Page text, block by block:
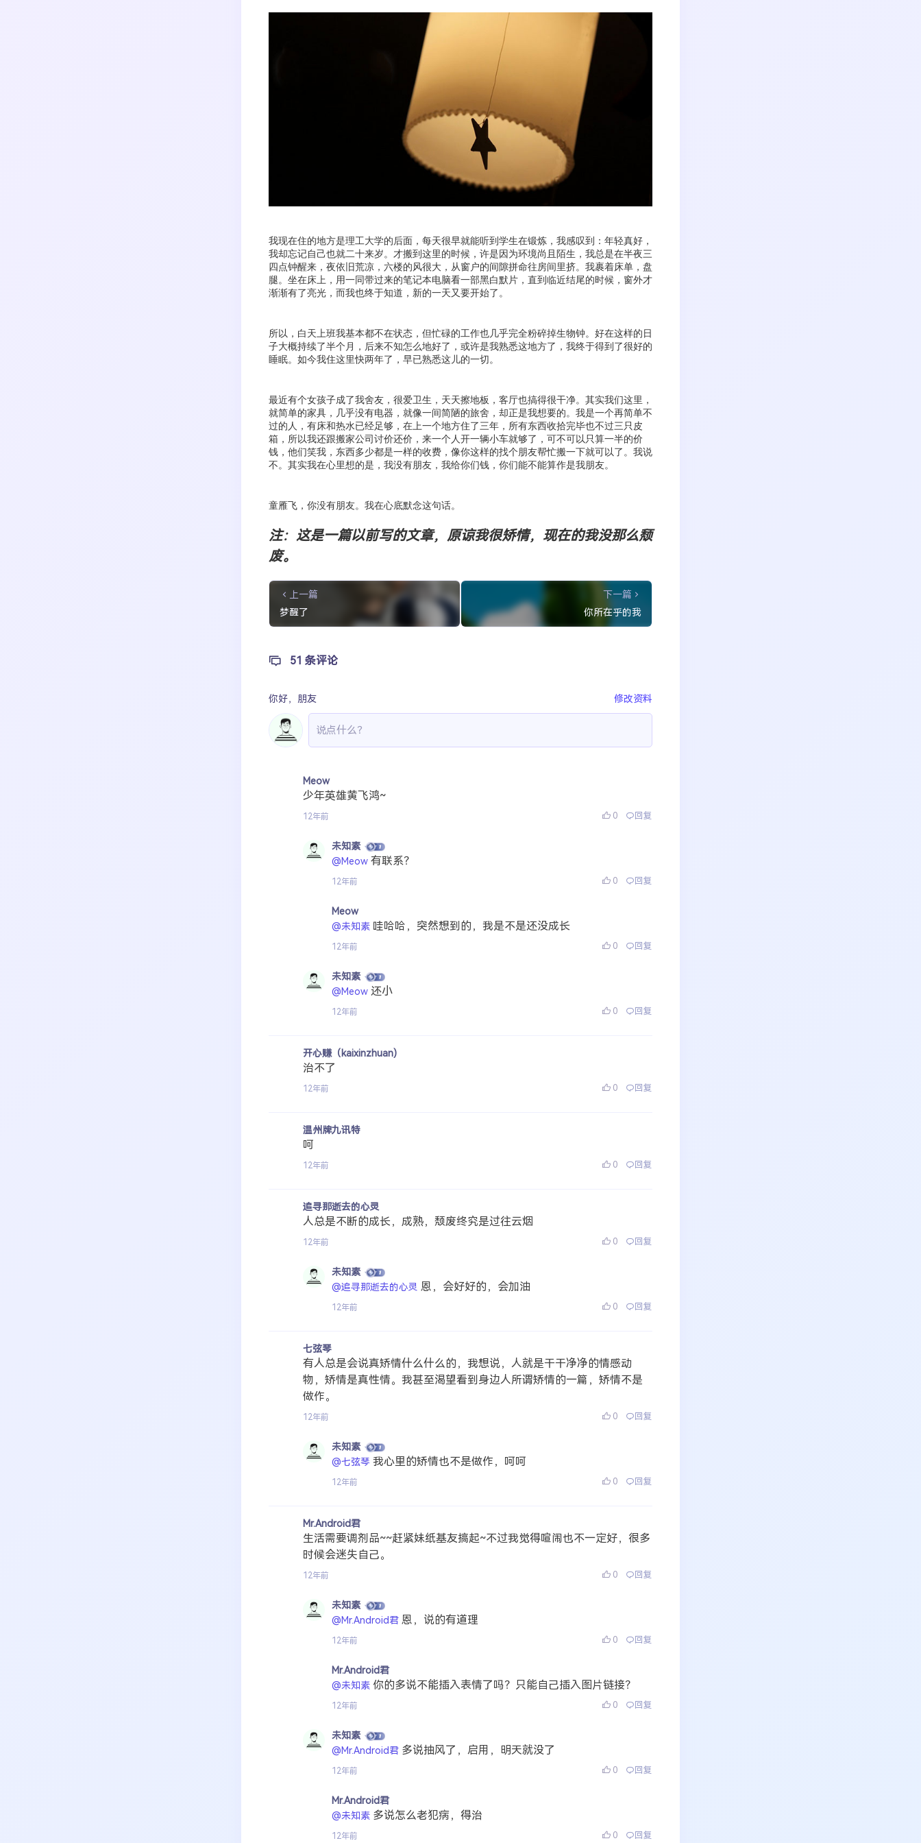
我现在住的地方是理工大学的后面，每天很早就能听到学生在锻炼，我感叹到：年轻真好，
我却忘记自己也就二十来岁。才搬到这里的时候，许是因为环境尚且陌生，我总是在半夜三
四点钟醒来，夜依旧荒凉，六楼的风很大，从窗户的间隙拼命往房间里挤。我裹着床单，盘
腿。坐在床上，用一同带过来的笔记本电脑看一部黑白默片，直到临近结尾的时候，窗外才
渐渐有了亮光，而我也终于知道，新的一天又要开始了。
所以，白天上班我基本都不在状态，但忙碌的工作也几乎完全粉碎掉生物钟。好在这样的日
子大概持续了半个月，后来不知怎么地好了，或许是我熟悉这地方了，我终于得到了很好的
睡眠。如今我住这里快两年了，早已熟悉这儿的一切。
最近有个女孩子成了我舍友，很爱卫生，天天擦地板，客厅也搞得很干净。其实我们这里，
就简单的家具，几乎没有电器，就像一间简陋的旅舍，却正是我想要的。我是一个再简单不
过的人，有床和热水已经足够，在上一个地方住了三年，所有东西收拾完毕也不过三只皮
箱，所以我还跟搬家公司讨价还价，来一个人开一辆小车就够了，可不可以只算一半的价
钱，他们笑我，东西多少都是一样的收费，像你这样的找个朋友帮忙搬一下就可以了。我说
不。其实我在心里想的是，我没有朋友，我给你们钱，你们能不能算作是我朋友。
童雁飞，你没有朋友。我在心底默念这句话。
注：这是一篇以前写的文章，原谅我很矫情，现在的我没那么颓
废。
上一篇
梦醒了
下一篇
你所在乎的我
51 条评论
你好， 朋友 修改资料
Meow
少年英雄黄飞鸿~
12年前 0 回复
未知素
@Meow 有联系？
12年前 0 回复
Meow
@未知素 哇哈哈，突然想到的，我是不是还没成长
12年前 0 回复
未知素
@Meow 还小
12年前 0 回复
开心赚（kaixinzhuan)
治不了
12年前 0 回复
温州牌九讯特
呵
12年前 0 回复
追寻那逝去的心灵
人总是不断的成长，成熟，颓废终究是过往云烟
12年前 0 回复
未知素
@追寻那逝去的心灵 恩，会好好的，会加油
12年前 0 回复
七弦琴
有人总是会说真矫情什么什么的，我想说，人就是干干净净的情感动
物，矫情是真性情。我甚至渴望看到身边人所谓矫情的一篇，矫情不是
做作。
12年前 0 回复
未知素
@七弦琴 我心里的矫情也不是做作，呵呵
12年前 0 回复
Mr.Android君
生活需要调剂品~~赶紧妹纸基友搞起~不过我觉得喧闹也不一定好，很多
时候会迷失自己。
12年前 0 回复
未知素
@Mr.Android君 恩，说的有道理
12年前 0 回复
Mr.Android君
@未知素 你的多说不能插入表情了吗？只能自己插入图片链接？
12年前 0 回复
未知素
@Mr.Android君 多说抽风了，启用，明天就没了
12年前 0 回复
Mr.Android君
@未知素 多说怎么老犯病，得治
12年前 0 回复